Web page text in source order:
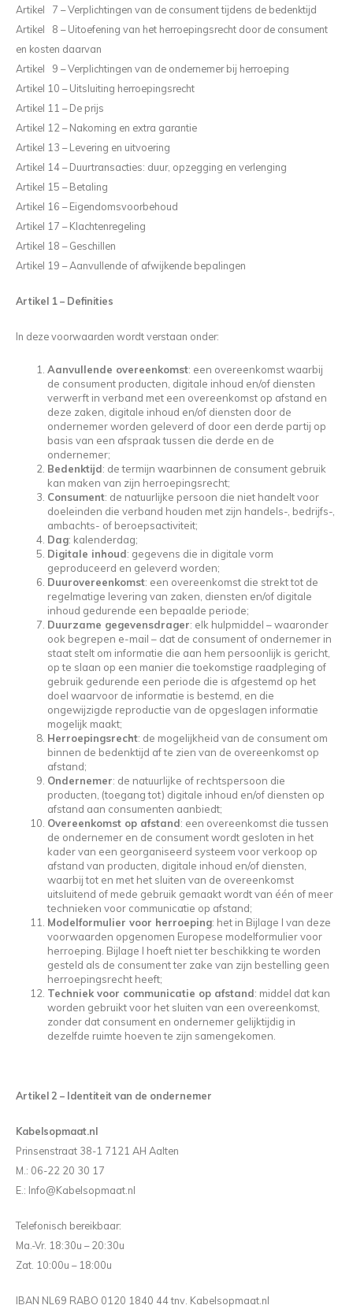
CEE Aansluitkabels 63A 400V
CEE Verlengkabels 16A 230V
CEE Verlengkabels 16A 400V
CEE Verlengkabels 32A 400V
CEE Verlengkabels 63A 400V
Artikel 7 – Verplichtingen van de consument tijdens de bedenktijd
Artikel 8 – Uitoefening van het herroepingsrecht door de consument
en kosten daarvan
Artikel 9 – Verplichtingen van de ondernemer bij herroeping
Artikel 10 – Uitsluiting herroepingsrecht
Artikel 11 – De prijs
Artikel 12 – Nakoming en extra garantie
Artikel 13 – Levering en uitvoering
Artikel 14 – Duurtransacties: duur, opzegging en verlenging
Artikel 15 – Betaling
Artikel 16 – Eigendomsvoorbehoud
Artikel 17 – Klachtenregeling
Artikel 18 – Geschillen
Artikel 19 – Aanvullende of afwijkende bepalingen
Artikel 1 – Definities
In deze voorwaarden wordt verstaan onder:
Aanvullende overeenkomst: een overeenkomst waarbij
de consument producten, digitale inhoud en/of diensten
verwerft in verband met een overeenkomst op afstand en
deze zaken, digitale inhoud en/of diensten door de
ondernemer worden geleverd of door een derde partij op
basis van een afspraak tussen die derde en de
ondernemer;
Bedenktijd: de termijn waarbinnen de consument gebruik
kan maken van zijn herroepingsrecht;
Consument: de natuurlijke persoon die niet handelt voor
doeleinden die verband houden met zijn handels-, bedrijfs-,
ambachts- of beroepsactiviteit;
Dag: kalenderdag;
Digitale inhoud: gegevens die in digitale vorm
geproduceerd en geleverd worden;
Duurovereenkomst: een overeenkomst die strekt tot de
regelmatige levering van zaken, diensten en/of digitale
inhoud gedurende een bepaalde periode;
Duurzame gegevensdrager: elk hulpmiddel – waaronder
ook begrepen e-mail – dat de consument of ondernemer in
staat stelt om informatie die aan hem persoonlijk is gericht,
op te slaan op een manier die toekomstige raadpleging of
gebruik gedurende een periode die is afgestemd op het
doel waarvoor de informatie is bestemd, en die
ongewijzigde reproductie van de opgeslagen informatie
mogelijk maakt;
Herroepingsrecht: de mogelijkheid van de consument om
binnen de bedenktijd af te zien van de overeenkomst op
afstand;
Ondernemer: de natuurlijke of rechtspersoon die
producten, (toegang tot) digitale inhoud en/of diensten op
afstand aan consumenten aanbiedt;
Overeenkomst op afstand: een overeenkomst die tussen
de ondernemer en de consument wordt gesloten in het
kader van een georganiseerd systeem voor verkoop op
afstand van producten, digitale inhoud en/of diensten,
waarbij tot en met het sluiten van de overeenkomst
uitsluitend of mede gebruik gemaakt wordt van één of meer
technieken voor communicatie op afstand;
Modelformulier voor herroeping: het in Bijlage I van deze
voorwaarden opgenomen Europese modelformulier voor
herroeping. Bijlage I hoeft niet ter beschikking te worden
gesteld als de consument ter zake van zijn bestelling geen
herroepingsrecht heeft;
Techniek voor communicatie op afstand: middel dat kan
worden gebruikt voor het sluiten van een overeenkomst,
zonder dat consument en ondernemer gelijktijdig in
dezelfde ruimte hoeven te zijn samengekomen.
Artikel 2 – Identiteit van de ondernemer
Kabelsopmaat.nl
Prinsenstraat 38-1 7121 AH Aalten
M.: 06-22 20 30 17
E.: Info@Kabelsopmaat.nl
Telefonisch bereikbaar:
Ma.-Vr. 18:30u – 20:30u
Zat. 10:00u – 18:00u
IBAN NL69 RABO 0120 1840 44 tnv. Kabelsopmaat.nl